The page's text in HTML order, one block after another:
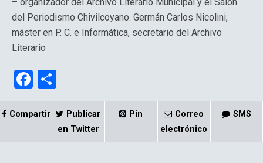
del Periodismo Chivilcoyano. Germán Carlos Nicolini,
máster en P. C. e Informática, secretario del Archivo
Literario
F
a
ce
o
m
p
Compartir
Publicar
en Twitter
Pin
Correo
electrónico
SMS